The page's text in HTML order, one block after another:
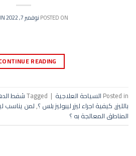
POSTED ONنوفمبر 7, 2022
READING
Posted in السياحة العلاجية |
Taggedشفط
بالليزر,كيفية اجراء ليزر ليبوليز بلس ؟,لمن يناسب
المناطق المعالجة به ؟